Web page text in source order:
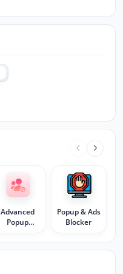
Advanced
Popup
Popup & Ads
Blocker